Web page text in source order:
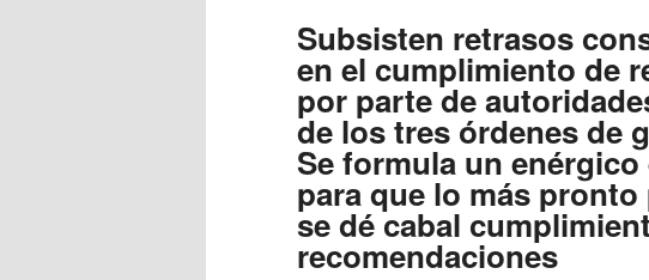
Subsisten retrasos
en el cumplimiento de
por parte de
de los tres órdenes de
Se formula un
para que lo más
se dé cabal
recomendaciones